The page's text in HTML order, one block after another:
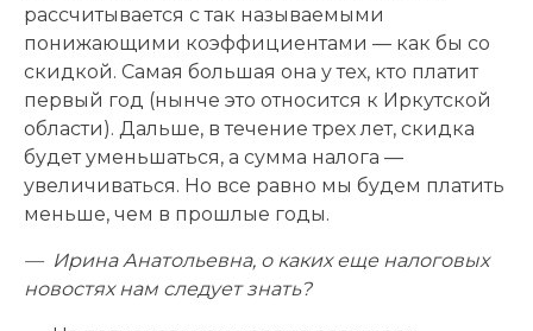
рассчитывается с так называемыми
понижающими коэффициентами — как бы со
скидкой. Самая большая она у тех, кто платит
первый год (нынче это относится к Иркутской
области). Дальше, в течение трех лет, скидка
будет уменьшаться, а сумма налога —
увеличиваться. Но все равно мы будем платить
меньше, чем в прошлые годы.
— Ирина Анатольевна, о каких еще налоговых
новостях нам следует знать?